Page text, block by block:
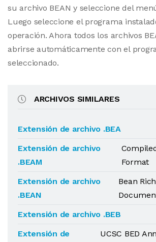
su archivo BEAN y seleccione del
Luego seleccione el programa
operación. Ahora todos los archivos
abrirse automáticamente con el
seleccionado.
ARCHIVOS SIMILARES
Extensión de archivo .BEA
Extensión de archivo
.BEAM
Format
Extensión de archivo
.BEAN
Bean
Extensión de archivo .BEB
Extensión de
UCSC BED